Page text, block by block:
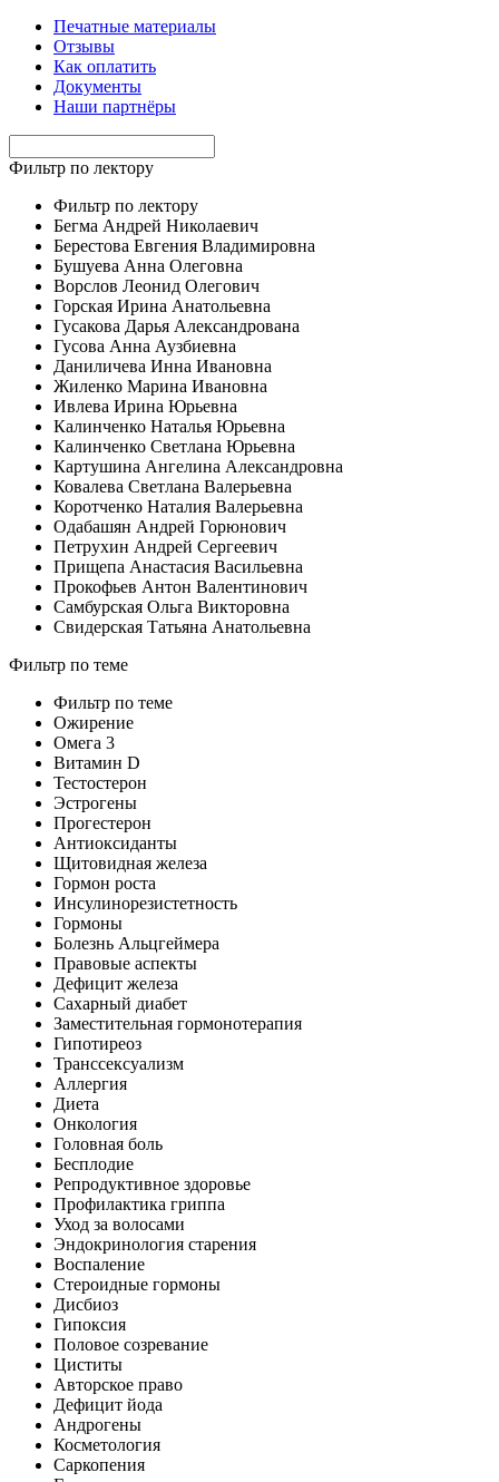
Печатные материалы
Отзывы
Как оплатить
Документы
Наши партнёры
Фильтр по лектору
Фильтр по лектору
Бегма Андрей Николаевич
Берестова Евгения Владимировна
Бушуева Анна Олеговна
Ворслов Леонид Олегович
Горская Ирина Анатольевна
Гусакова Дарья Александрована
Гусова Анна Аузбиевна
Даниличева Инна Ивановна
Жиленко Марина Ивановна
Ивлева Ирина Юрьевна
Калинченко Наталья Юрьевна
Калинченко Светлана Юрьевна
Картушина Ангелина Александровна
Ковалева Светлана Валерьевна
Коротченко Наталия Валерьевна
Одабашян Андрей Горюнович
Петрухин Андрей Сергеевич
Прищепа Анастасия Васильевна
Прокофьев Антон Валентинович
Самбурская Ольга Викторовна
Свидерская Татьяна Анатольевна
Фильтр по теме
Фильтр по теме
Ожирение
Омега 3
Витамин D
Тестостерон
Эстрогены
Прогестерон
Антиоксиданты
Щитовидная железа
Гормон роста
Инсулинорезистетность
Гормоны
Болезнь Альцгеймера
Правовые аспекты
Дефицит железа
Сахарный диабет
Заместительная гормонотерапия
Гипотиреоз
Транссексуализм
Аллергия
Диета
Онкология
Головная боль
Бесплодие
Репродуктивное здоровье
Профилактика гриппа
Уход за волосами
Эндокринология старения
Воспаление
Стероидные гормоны
Дисбиоз
Гипоксия
Половое созревание
Циститы
Авторское право
Дефицит йода
Андрогены
Косметология
Саркопения